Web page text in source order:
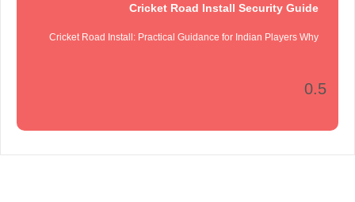
Cricket Road Install Security Guide
Cricket Road Install: Practical Guidance for Indian Players Why